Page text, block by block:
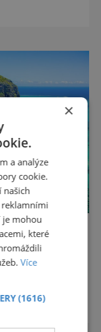
airbusy létají z
ŽELV
Mauritius jen
ho znají
Britové mu
a od té doby
stát
a vydat se na
×
a analýze
cookie.
našich
reklamními
je mohou
které
Více
(1616)